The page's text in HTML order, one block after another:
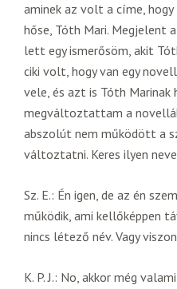
aminek az volt a címe,
hőse, Tóth Mari. Megjelent
lett egy ismerősöm, akit
ciki volt, hogy van egy
vele, és azt is Tóth Marinak
megváltoztattam a
abszolút nem működött a
változtatni. Keres ilyen
Sz. E.: Én igen, de az én
működik, ami kellőképpen
nincs létező név. Vagy
K. P. J.: No, akkor még